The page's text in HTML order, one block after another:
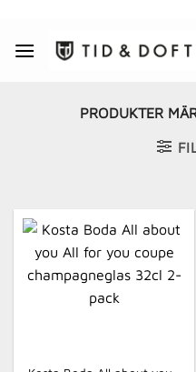
content
PRODUKTER